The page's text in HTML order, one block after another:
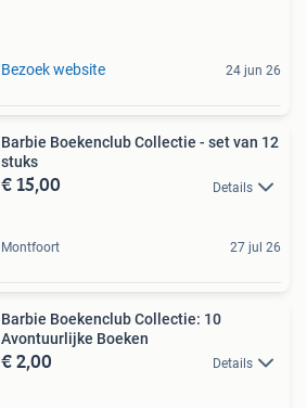
Bezoek website 24 jun 26
Barbie Boekenclub Collectie - set van 12
stuks
€ 15,00 Details
Montfoort 27 jul 26
Barbie Boekenclub Collectie: 10
Avontuurlijke Boeken
€ 2,00 Details